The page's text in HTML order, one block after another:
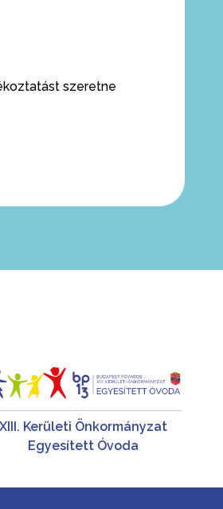
szeretne
XIII. Kerületi Önkormányzat
Egyesített Óvoda